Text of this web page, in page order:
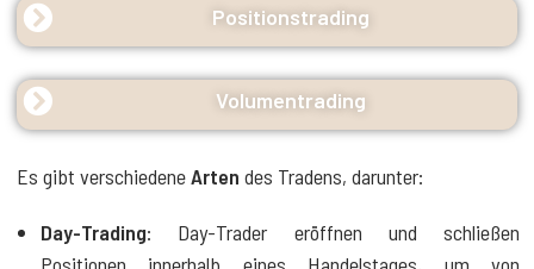
Positionstrading
Volumentrading
Es gibt verschiedeneArten des Tradens, darunter:
Day-Trading: Day-Trader eröffnen und schließen
Positionen innerhalb eines Handelstages, um von